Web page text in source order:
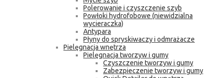
Polerowanie i czyszczenie szyb
Powłoki hydrofobowe (niewidzialna
wycieraczka)
Antypara
Płyny do spryskiwaczy i odmrażacze
Pielęgnacja wnętrza
Pielęgnacja tworzyw i gumy
Czyszczenie tworzyw i gumy
Zabezpieczenie tworzyw i gumy